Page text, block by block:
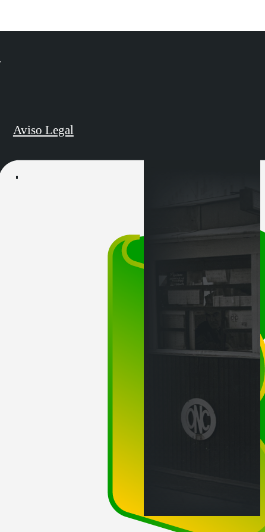
Aviso Legal